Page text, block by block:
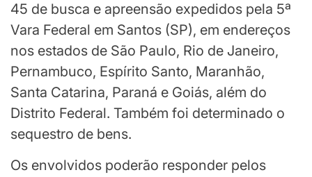
45 de busca e apreensão expedidos pela 5ª
Vara Federal em Santos (SP), em endereços
nos estados de São Paulo, Rio de Janeiro,
Pernambuco, Espírito Santo, Maranhão,
Santa Catarina, Paraná e Goiás, além do
Distrito Federal. Também foi determinado o
sequestro de bens.
Os envolvidos poderão responder pelos